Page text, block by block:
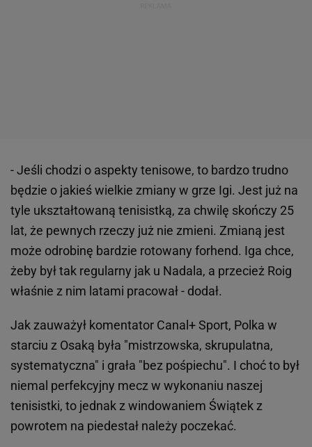
- Jeśli chodzi o aspekty tenisowe, to bardzo trudno
będzie o jakieś wielkie zmiany w grze Igi. Jest już na
tyle ukształtowaną tenisistką, za chwilę skończy 25
lat, że pewnych rzeczy już nie zmieni. Zmianą jest
może odrobinę bardzie rotowany forhend. Iga chce,
żeby był tak regularny jak u Nadala, a przecież Roig
właśnie z nim latami pracował - dodał.
Jak zauważył komentator Canal+ Sport, Polka w
starciu z Osaką była "mistrzowska, skrupulatna,
systematyczna" i grała "bez pośpiechu". I choć to był
niemal perfekcyjny mecz w wykonaniu naszej
tenisistki, to jednak z windowaniem Świątek z
powrotem na piedestał należy poczekać.